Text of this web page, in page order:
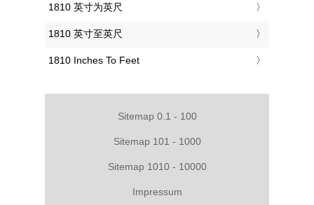
‎1810 英寸为英尺
‎1810 英寸至英尺
‎1810 Inches To Feet
Sitemap 0.1 - 100
Sitemap 101 - 1000
Sitemap 1010 - 10000
Impressum